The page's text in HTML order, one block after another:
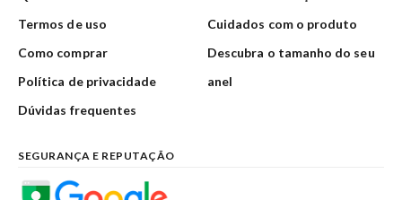
Termos de uso
Como comprar
Política de privacidade
Dúvidas frequentes
Cuidados com o produto
Descubra o tamanho do seu
anel
SEGURANÇA E REPUTAÇÃO